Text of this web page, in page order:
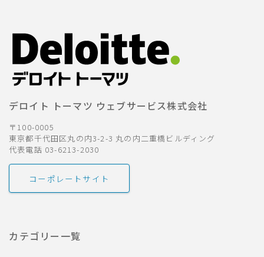
デロイト トーマツ ウェブサービス株式会社
〒100-0005
東京都千代田区丸の内3-2-3 丸の内二重橋ビルディング
代表電話 03-6213-2030
コーポレートサイト
カテゴリー一覧